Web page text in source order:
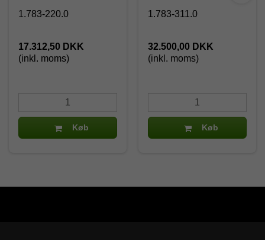
1.783-220.0
17.312,50 DKK
(inkl. moms)
Køb
1.783-311.0
32.500,00 DKK
(inkl. moms)
Køb